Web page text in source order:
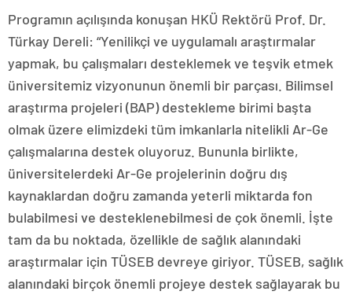
Programın açılışında konuşan HKÜ Rektörü Prof. Dr.
Türkay Dereli: “Yenilikçi ve uygulamalı araştırmalar
yapmak, bu çalışmaları desteklemek ve teşvik etmek
üniversitemiz vizyonunun önemli bir parçası. Bilimsel
araştırma projeleri (BAP) destekleme birimi başta
olmak üzere elimizdeki tüm imkanlarla nitelikli Ar-Ge
çalışmalarına destek oluyoruz. Bununla birlikte,
üniversitelerdeki Ar-Ge projelerinin doğru dış
kaynaklardan doğru zamanda yeterli miktarda fon
bulabilmesi ve desteklenebilmesi de çok önemli. İşte
tam da bu noktada, özellikle de sağlık alanındaki
araştırmalar için TÜSEB devreye giriyor. TÜSEB, sağlık
alanındaki birçok önemli projeye destek sağlayarak bu